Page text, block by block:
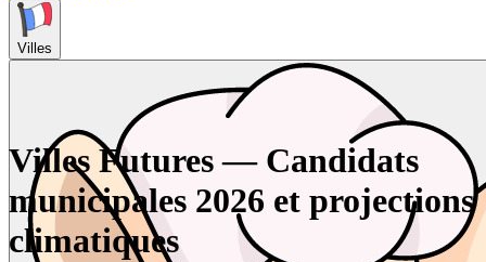
Villes
Villes Futures — Candidats
municipales 2026 et projections
climatiques